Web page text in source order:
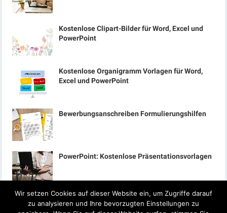
Kostenlose Clipart-Bilder für Word, Excel und
PowerPoint
Kostenlose Organigramm Vorlagen für Word,
Excel und PowerPoint
Bewerbungsanschreiben Formulierungshilfen
PowerPoint: Kostenlose Präsentationsvorlagen
Wir setzen Cookies auf dieser Website ein, um Zugriffe darauf
zu analysieren und Ihre bevorzugten Einstellungen zu